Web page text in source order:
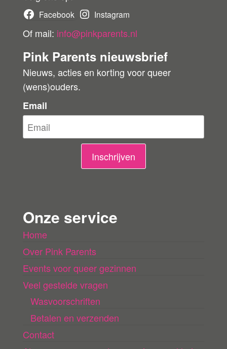
o
r
i
g
Facebook Instagram
Of mail: info@pinkparents.nl
Pink Parents nieuwsbrief
Nieuws, acties en korting voor queer
(wens)ouders.
Email
Inschrijven
Onze service
Home
Over Pink Parents
Events voor queer gezinnen
Veel gestelde vragen
Wasvoorschriften
Betalen en verzenden
Contact